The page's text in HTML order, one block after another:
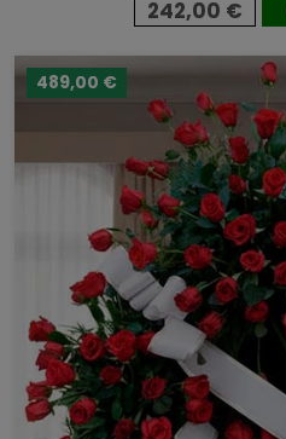
242,00 €
489,00 €